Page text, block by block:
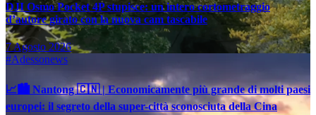
DJI Osmo Pocket 4P stupisce: un intero cortometraggio
d’autore girato con la nuova cam tascabile
7 Agosto 2026
#Adessonews
📈🏙️ Nantong 🇨🇳 | Economicamente più grande di molti paesi
europei: il segreto della super-città sconosciuta della Cina